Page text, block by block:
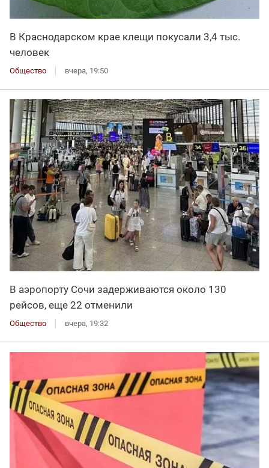
В Краснодарском крае клещи покусали 3,4 тыс.
человек
Общество вчера, 19:50
В аэропорту Сочи задерживаются около 130
рейсов, еще 22 отменили
Общество вчера, 19:32